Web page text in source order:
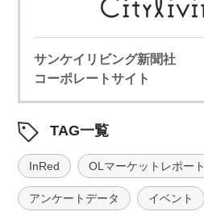
サンケイリビング新聞社
コーポレートサイト
TAG一覧
InRed OLマーケットレポート
アンケートデータ イベント